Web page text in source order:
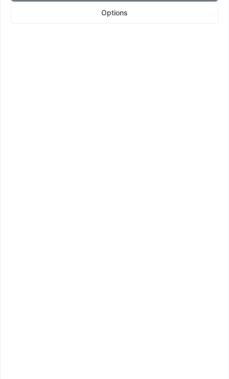
Cancellazione dai servizi e-mail
Options